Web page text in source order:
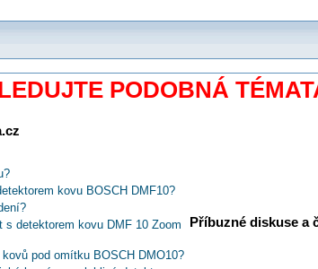
PODOBNÁ
kovu BOSCH DMF10?
detektorem kovu DMF 10 Zoom
pod omítku BOSCH DMO10?
Příbuzné diskuse a